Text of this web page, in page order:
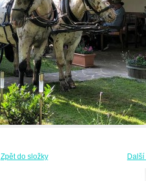
Zpět do složky